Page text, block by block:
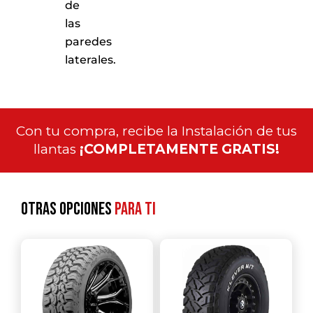
de
las
paredes
laterales.
Con tu compra, recibe la Instalación de tus
llantas ¡COMPLETAMENTE GRATIS!
Otras opcionespara ti